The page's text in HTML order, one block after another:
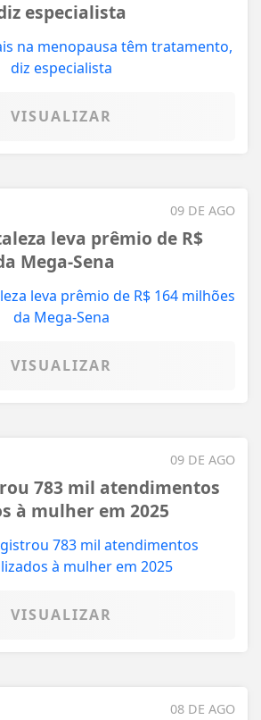
especialista
VISUALIZAR
09 DE AGO
leva prêmio de R$
Mega-Sena
VISUALIZAR
09 DE AGO
783 mil atendimentos
à mulher em 2025
VISUALIZAR
08 DE AGO